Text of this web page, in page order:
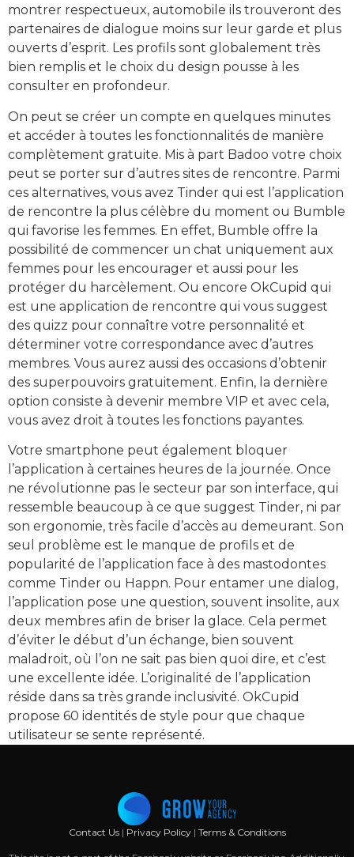
montrer respectueux, automobile ils trouveront des
partenaires de dialogue moins sur leur garde et plus
ouverts d’esprit. Les profils sont globalement très
bien remplis et le choix du design pousse à les
consulter en profondeur.
On peut se créer un compte en quelques minutes
et accéder à toutes les fonctionnalités de manière
complètement gratuite. Mis à part Badoo votre choix
peut se porter sur d’autres sites de rencontre. Parmi
ces alternatives, vous avez Tinder qui est l’application
de rencontre la plus célèbre du moment ou Bumble
qui favorise les femmes. En effet, Bumble offre la
possibilité de commencer un chat uniquement aux
femmes pour les encourager et aussi pour les
protéger du harcèlement. Ou encore OkCupid qui
est une application de rencontre qui vous suggest
des quizz pour connaître votre personnalité et
déterminer votre correspondance avec d’autres
membres. Vous aurez aussi des occasions d’obtenir
des superpouvoirs gratuitement. Enfin, la dernière
option consiste à devenir membre VIP et avec cela,
vous avez droit à toutes les fonctions payantes.
Votre smartphone peut également bloquer
l’application à certaines heures de la journée. Once
ne révolutionne pas le secteur par son interface, qui
ressemble beaucoup à ce que suggest Tinder, ni par
son ergonomie, très facile d’accès au demeurant. Son
seul problème est le manque de profils et de
popularité de l’application face à des mastodontes
comme Tinder ou Happn. Pour entamer une dialog,
l’application pose une question, souvent insolite, aux
deux membres afin de briser la glace. Cela permet
d’éviter le début d’un échange, bien souvent
maladroit, où l’on ne sait pas bien quoi dire, et c’est
une excellente idée. L’originalité de l’application
réside dans sa très grande inclusivité. OkCupid
propose 60 identités de style pour que chaque
utilisateur se sente représenté.
Contact Us | Privacy Policy| Terms & Conditions